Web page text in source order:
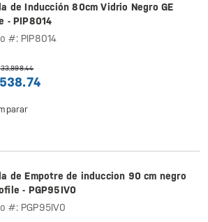
de Inducción 80cm Vidrio Negro GE
- PIP8014
#: PIP8014
de Empotre de induccion 90 cm negro
- PGP95IV0
#: PGP95IV0